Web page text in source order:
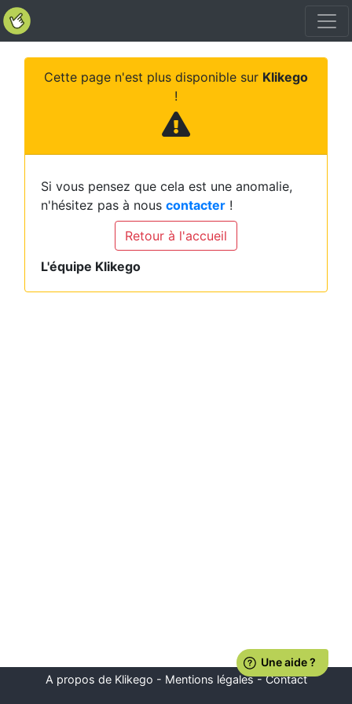
Cette page n'est plus disponible sur Klikego
!
Si vous pensez que cela est une anomalie,
n'hésitez pas à nous contacter !
Retour à l'accueil
L'équipe Klikego
A propos de Klikego - Mentions légales-Contact